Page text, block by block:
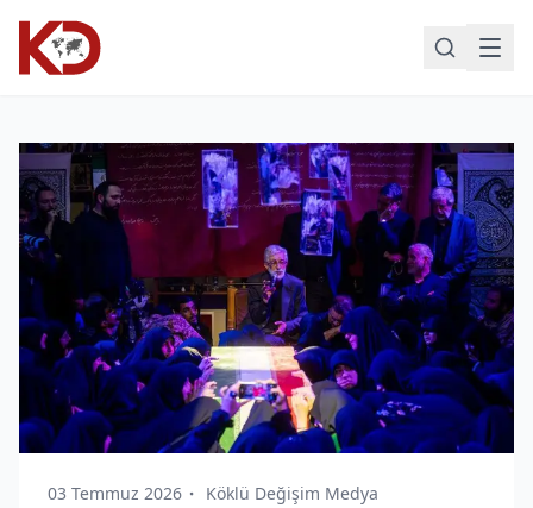
03 Temmuz 2026 Köklü Değişim Medya